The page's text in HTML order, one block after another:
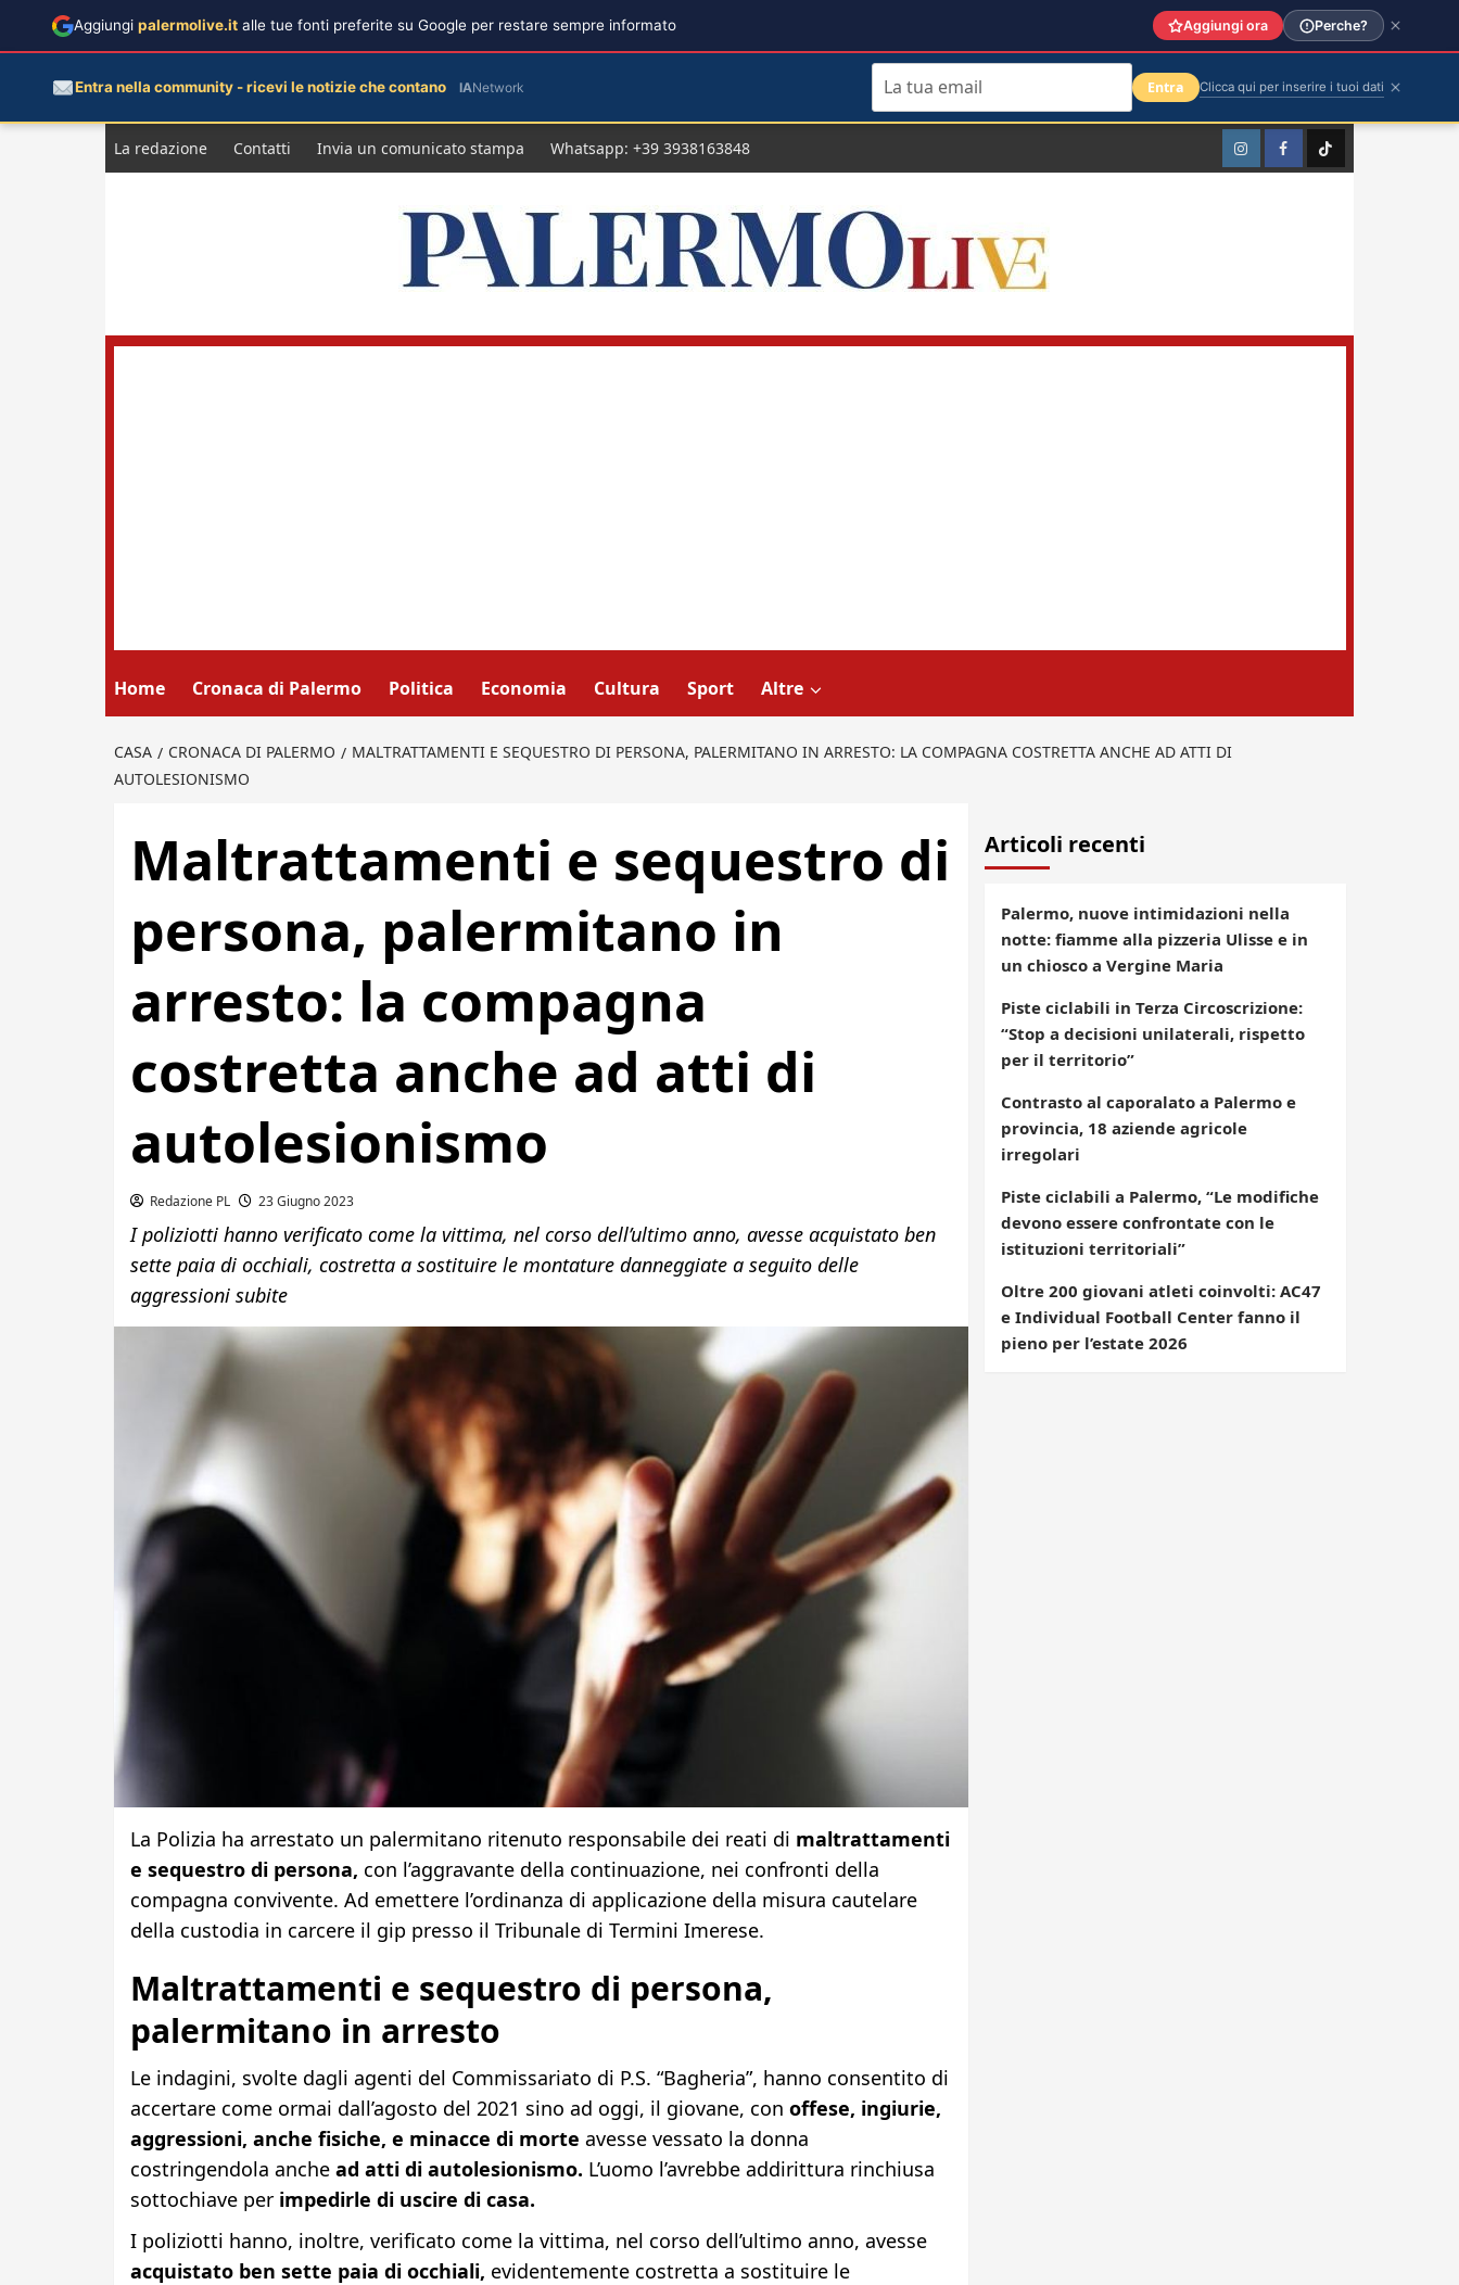
La redazione Contatti Invia un comunicato stampa Whatsapp: +39 3938163848 InstagramFacebookTikTok
Home Cronaca di Palermo Politica Economia Cultura Sport Altre
CASA CRONACA DI PALERMO
MALTRATTAMENTI E SEQUESTRO DI PERSONA, PALERMITANO IN ARRESTO: LA COMPAGNA COSTRETTA ANCHE AD ATTI DI
AUTOLESIONISMO
Maltrattamenti e sequestro di
persona, palermitano in
arresto: la compagna
costretta anche ad atti di
autolesionismo
Redazione PL 23 Giugno 2023
I poliziotti hanno verificato come la vittima, nel corso dell’ultimo anno, avesse acquistato ben
sette paia di occhiali, costretta a sostituire le montature danneggiate a seguito delle
aggressioni subite
La Polizia ha arrestato un palermitano ritenuto responsabile dei reati di maltrattamenti
e sequestro di persona, con l’aggravante della continuazione, nei confronti della
compagna convivente. Ad emettere l’ordinanza di applicazione della misura cautelare
della custodia in carcere il gip presso il Tribunale di Termini Imerese.
Maltrattamenti e sequestro di persona,
palermitano in arresto
Le indagini, svolte dagli agenti del Commissariato di P.S. “Bagheria”, hanno consentito di
accertare come ormai dall’agosto del 2021 sino ad oggi, il giovane, con offese, ingiurie,
aggressioni, anche fisiche, e minacce di morte avesse vessato la donna
costringendola anche ad atti di autolesionismo. L’uomo l’avrebbe addirittura rinchiusa
sottochiave per impedirle di uscire di casa.
I poliziotti hanno, inoltre, verificato come la vittima, nel corso dell’ultimo anno, avesse
acquistato ben sette paia di occhiali, evidentemente costretta a sostituire le
Articoli recenti
Palermo, nuove intimidazioni nella
notte: fiamme alla pizzeria Ulisse e in
un chiosco a Vergine Maria
Piste ciclabili in Terza Circoscrizione:
“Stop a decisioni unilaterali, rispetto
per il territorio”
Contrasto al caporalato a Palermo e
provincia, 18 aziende agricole
irregolari
Piste ciclabili a Palermo, “Le modifiche
devono essere confrontate con le
istituzioni territoriali”
Oltre 200 giovani atleti coinvolti: AC47
e Individual Football Center fanno il
pieno per l’estate 2026
Aggiungi palermolive.it alle tue fonti preferite su Google per restare sempre informato Aggiungi ora Perche?
Entra nella community - ricevi le notizie che contano IANetwork Entra Clicca qui per inserire i tuoi dati